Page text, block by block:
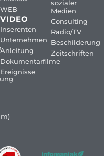
WEB
VIDEO
Inserenten
Unternehmen
Anleitung
Dokumentarfilme
Ereignisse
sozialer
Medien
Consulting
Radio/TV
Beschilderung
Zeitschriften